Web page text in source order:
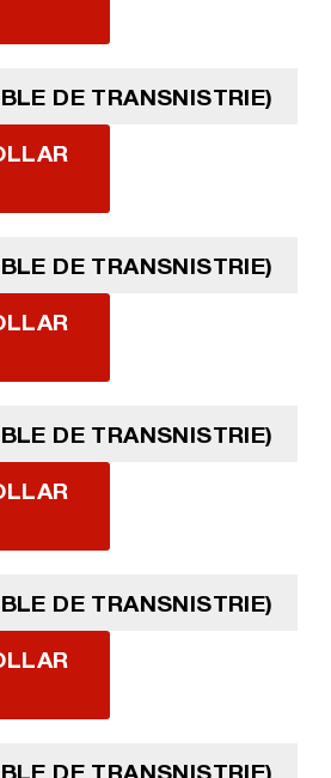
DE TRANSNISTRIE)
DE TRANSNISTRIE)
DE TRANSNISTRIE)
DE TRANSNISTRIE)
DE TRANSNISTRIE)